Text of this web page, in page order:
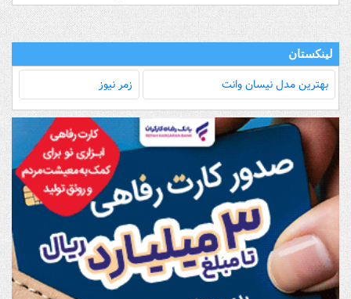
لینکستان
بهترین مدل‌ نیسان وانت زمر نیوز